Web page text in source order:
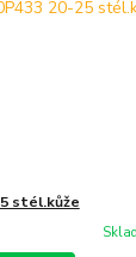
stél.kůže